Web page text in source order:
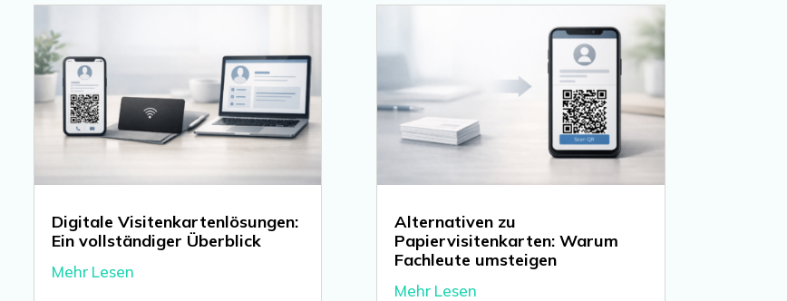
Digitale Visitenkartenlösungen:
Ein vollständiger Überblick
Mehr Lesen
Alternativen zu
Papiervisitenkarten: Warum
Fachleute umsteigen
Mehr Lesen